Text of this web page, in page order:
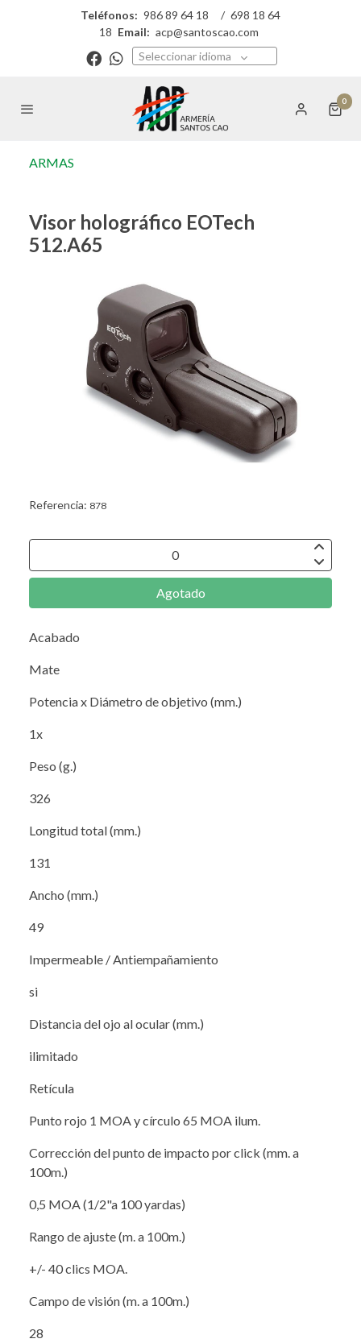
Teléfonos: 986 89 64 18 / 698 18 64
18 Email: acp@santoscao.com
Seleccionar idioma
0
ARMAS
Visor holográfico EOTech
512.A65
Referencia: 878
Agotado
Acabado
Mate
Potencia x Diámetro de objetivo (mm.)
1x
Peso (g.)
326
Longitud total (mm.)
131
Ancho (mm.)
49
Impermeable / Antiempañamiento
si
Distancia del ojo al ocular (mm.)
ilimitado
Retícula
Punto rojo 1 MOA y círculo 65 MOA ilum.
Corrección del punto de impacto por click (mm. a
100m.)
0,5 MOA (1/2"a 100 yardas)
Rango de ajuste (m. a 100m.)
+/- 40 clics MOA.
Campo de visión (m. a 100m.)
28